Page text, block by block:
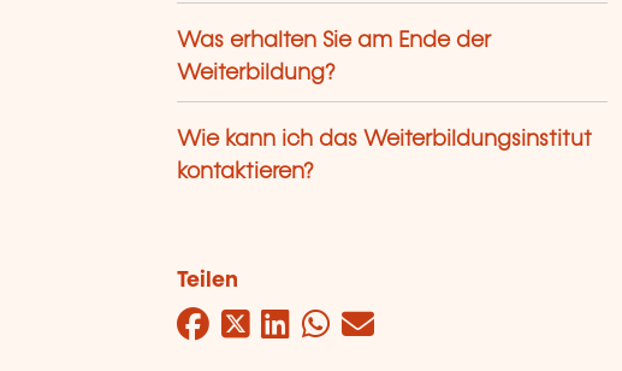
Was erhalten Sie am Ende der
Weiterbildung?
Wie kann ich das Weiterbildungsinstitut
kontaktieren?
Teilen
Facebook
Twitter
LinkedIn
WhatsApp
Mail